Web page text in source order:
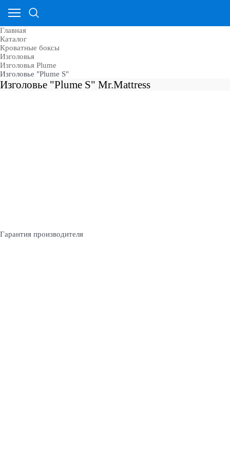
Главная
Каталог
Кроватные боксы
Изголовья
Изголовья Plume
Изголовье "Plume S"
Изголовье "Plume S" Mr.Mattress
Гарантия производителя